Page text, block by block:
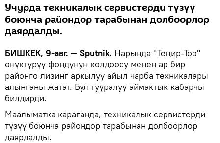
Учурда техникалык сервистерди түзүү
боюнча райондор тарабынан долбоорлор
даярдалды.
БИШКЕК, 9-авг. — Sputnik. Нарында "Теңир-Тоо"
өнүктүрүү фондунун колдоосу менен ар бир
районго лизинг аркылуу айыл чарба техникалары
алынганы жатат. Бул тууралуу аймактык кабарчы
билдирди.
Маалыматка караганда, техникалык сервистерди
түзүү боюнча райондор тарабынан долбоорлор
даярдалды.